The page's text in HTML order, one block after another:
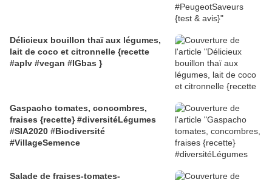
Délicieux bouillon thaï aux légumes,
lait de coco et citronnelle {recette
#aplv #vegan #IGbas }
Gaspacho tomates, concombres,
fraises {recette} #diversitéLégumes
#SIA2020 #Biodiversité
#VillageSemence
Salade de fraises-tomates-